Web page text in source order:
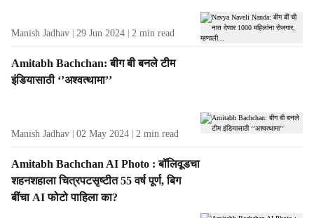
Manish Jadhav 29 Jun 2024 2 min read
Amitabh Bachchan: बीग बी बनले टीम
इंडियासाठी ‘’अश्वत्थामा’’
Manish Jadhav 02 May 2024 2 min read
Amitabh Bachchan AI Photo : बॉलिवूडचा
शहनशहाला चित्रपटसृष्टीत 55 वर्ष पूर्ण, बिग
बींचा AI फोटो पाहिला का?